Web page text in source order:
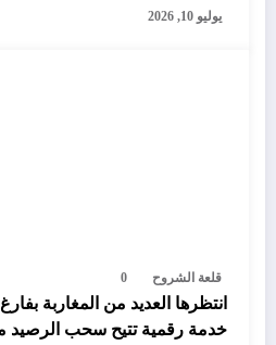
يوليو 10, 2026
قلعة الشروح 0
انتظرها العديد من المغاربة
خدمة رقمية تتيح سحب الرصيد